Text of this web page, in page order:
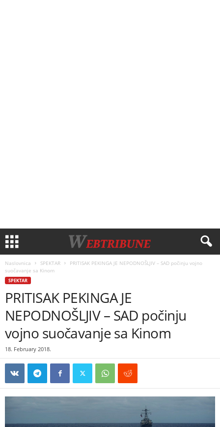
Naslovnica SPEKTAR
PRITISAK PEKINGA JE NEPODNOŠLJIV – SAD počinju vojno
suočavanje sa Kinom
SPEKTAR
PRITISAK PEKINGA JE
NEPODNOŠLJIV – SAD počinju
vojno suočavanje sa Kinom
18. February 2018.